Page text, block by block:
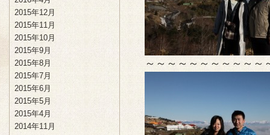
～～～～～～～～～～～
2015年12月
2015年11月
2015年10月
2015年9月
2015年8月
2015年7月
2015年6月
2015年5月
2015年4月
2014年11月